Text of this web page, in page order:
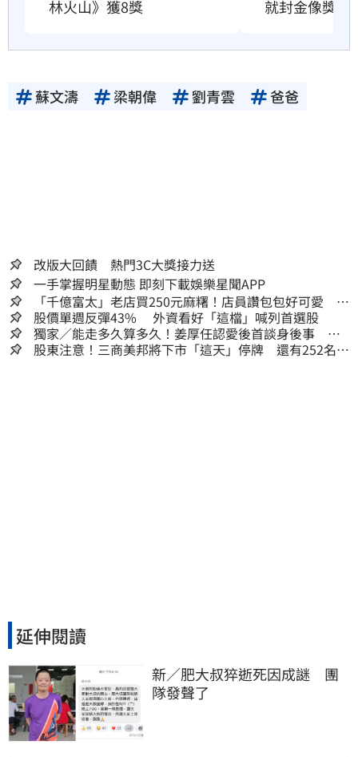
林火山》獲8獎 就封金像獎影
蘇文濤 梁朝偉 劉青雲 爸爸
改版大回饋 熱門3C大獎接力送
一手掌握明星動態 即刻下載娛樂星聞APP
「千億富太」老店買250元麻糬！店員讚包包好可愛 笑
回：我自己做的
股價單週反彈43% 外資看好「這檔」喊列首選股
獨家／能走多久算多久！姜厚任認愛後首談身後事
「遺囑進度」曝光
股東注意！三商美邦將下市「這天」停牌 還有252名千
延伸閱讀
新／肥大叔猝逝死因成謎　團
隊發聲了